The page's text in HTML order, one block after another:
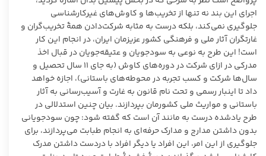
اجرای این بند نه تنها از تخریب‌ها و کاوش‌های غیرکارشناسی
جلوگیری نمی‌کند، بلکه درست به مثابه شرکت‌دادن همۀ تخریب‌گران و
غارتگران آثار ملی و فرهنگی کشور عزیزمان ایران، در انجام این کار
است! این طرح به نوعی به سودجویان و عتیقه‌جویان در قبال اخذ
مدرکی در ازای شرکت در دوره‌های کاوش (به جای ۱۱ سال تحصیل و
سال‌ها شرکت و کسب تجربه در محوطه‌های باستانی)، اجازه خواهد
داد تا اینبار رسمی و تحت نام قانون به غارت و آسیب‌رسانی به آثار
باستانی و مواریث ملی کشورمان بپردازند. بیان چنین استدلالی در
طرح یادشده درست به مانند آن است که گفته شود: چون سودجویانی
بدون داشتن مدارج و مدارک حرفه‌ای به انجام طبابت می‌پردازند، برای
جلوگیری از این امر، این افراد یا دیگر افراد با دردست داشتن مدرک